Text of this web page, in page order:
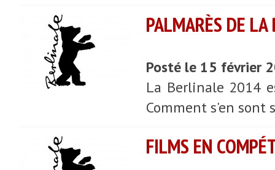
PALMARÈS DE LA
Posté le 15 février
La Berlinale 2014
Comment s'en sont
FILMS EN